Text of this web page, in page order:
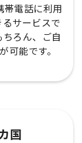
電話に利用
サービスで
ろん、ご自
可能です。
国